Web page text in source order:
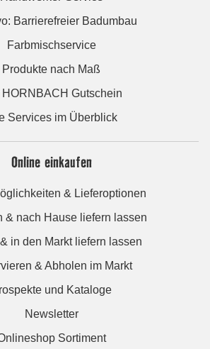
Barrierefreier Badumbau
Farbmischservice
Produkte nach Maß
HORNBACH Gutschein
Services im Überblick
Online einkaufen
& Lieferoptionen
& nach Hause liefern lassen
in den Markt liefern lassen
& Abholen im Markt
und Kataloge
Newsletter
Sortiment